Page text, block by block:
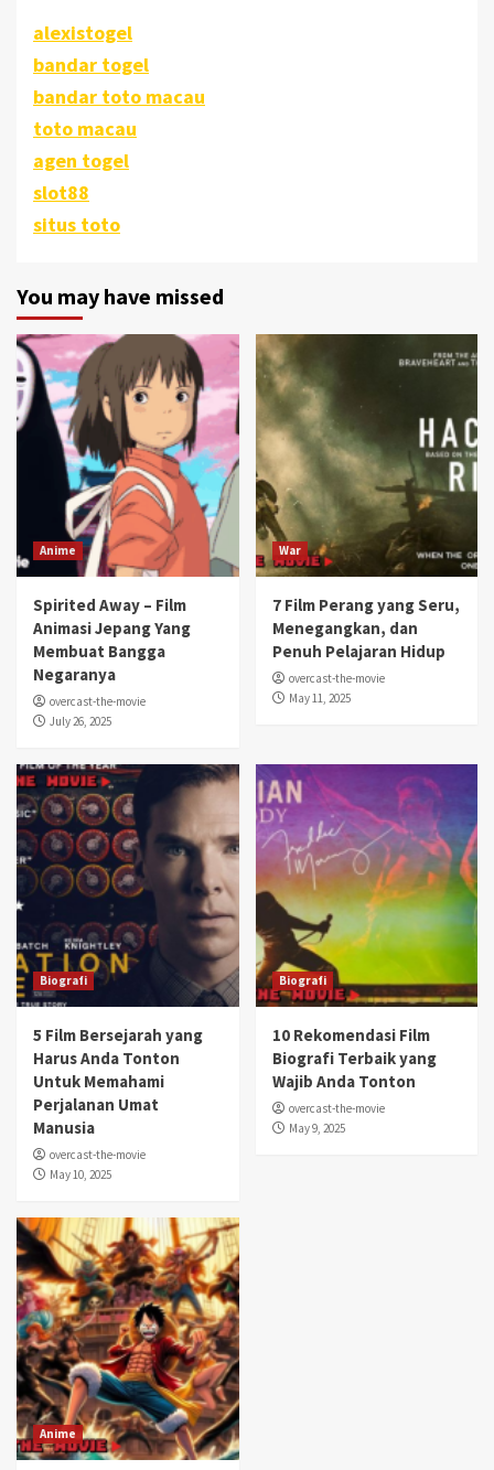
alexistogel
bandar togel
bandar toto macau
toto macau
agen togel
slot88
situs toto
You may have missed
Anime
Spirited Away – Film
Animasi Jepang Yang
Membuat Bangga
Negaranya
overcast-the-movie
July 26, 2025
War
7 Film Perang yang Seru,
Menegangkan, dan
Penuh Pelajaran Hidup
overcast-the-movie
May 11, 2025
Biografi
5 Film Bersejarah yang
Harus Anda Tonton
Untuk Memahami
Perjalanan Umat
Manusia
overcast-the-movie
May 10, 2025
Biografi
10 Rekomendasi Film
Biografi Terbaik yang
Wajib Anda Tonton
overcast-the-movie
May 9, 2025
Anime